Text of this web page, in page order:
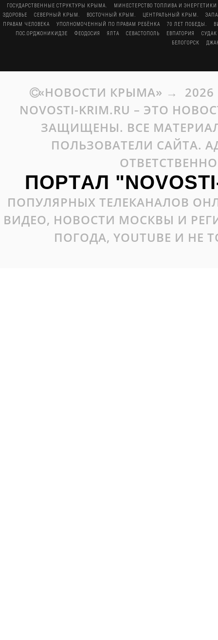
ГОСУДАРСТВЕННЫЕ СТРУКТУРЫ КРЫМА.
МИНЕСТЕРСТВО ТОПЛИВА И
ЗДОРОВЬЕ
СЕВЕРНЫЙ КРЫМ. ВОСТОЧНЫЙ КРЫМ. ЦЕНТРАЛЬНЫЙ КРЫМ.
ПРАВАМ ЧЕЛОВЕКА
УПОЛНОМОЧЕННЫЙ ПО ПРАВАМ РЕБЁНКА 70 ЛЕТ ПОБЕДЫ.
ПОС.ОРДЖОНИКИДЗЕ
ФЕОДОСИЯ ЯЛТА СЕВАСТОПОЛЬ ЕВПАТОРИЯ
СУДАК
БЕЛОГОРСК
«НОВОСТИ КРЫМА» → 2026
NOVOSTI-KRIM.RU – ЭТО
ЗАЩИЩЕНЫ. ВСЕ
ПОЛЬЗОВАТЕЛИ САЙТА.
ПОРТАЛ
ПОПУЛЯРНЫХ ТЕЛЕКАНАЛОВ
ВИДЕО, НОВОСТИ МОСКВЫ И
ПОГОДА, YOUTUBE И